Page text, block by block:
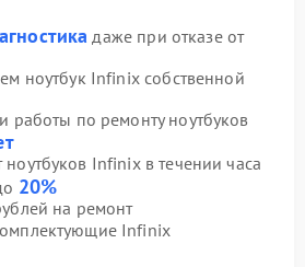
даже при отказе от
ноутбук Infinix собственной
работы по ремонту ноутбуков
Infinix в течении часа
20%
на ремонт
Infinix